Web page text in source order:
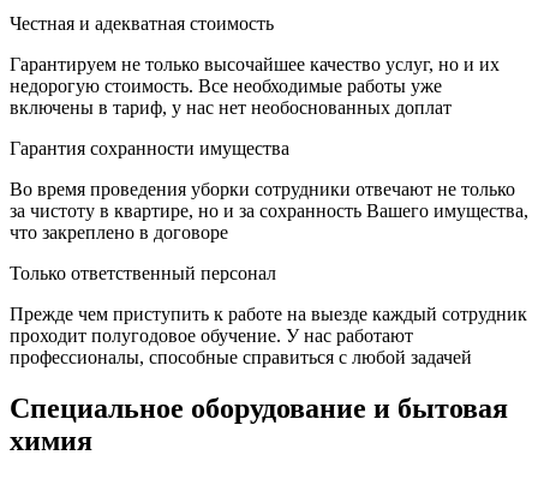
Честная и адекватная стоимость
Гарантируем не только высочайшее качество услуг, но и их
недорогую стоимость. Все необходимые работы уже
включены в тариф, у нас нет необоснованных доплат
Гарантия сохранности имущества
Во время проведения уборки сотрудники отвечают не только
за чистоту в квартире, но и за сохранность Вашего имущества,
что закреплено в договоре
Только ответственный персонал
Прежде чем приступить к работе на выезде каждый сотрудник
проходит полугодовое обучение. У нас работают
профессионалы, способные справиться с любой задачей
Специальное оборудование и бытовая
химия